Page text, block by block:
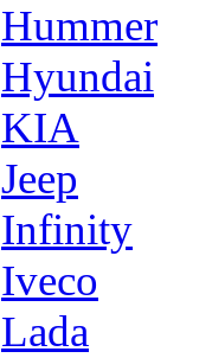
Hummer
Hyundai
KIA
Jeep
Infinity
Iveco
Lada